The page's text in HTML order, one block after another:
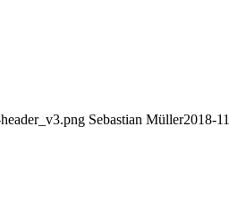
Sebastian Müller2018-